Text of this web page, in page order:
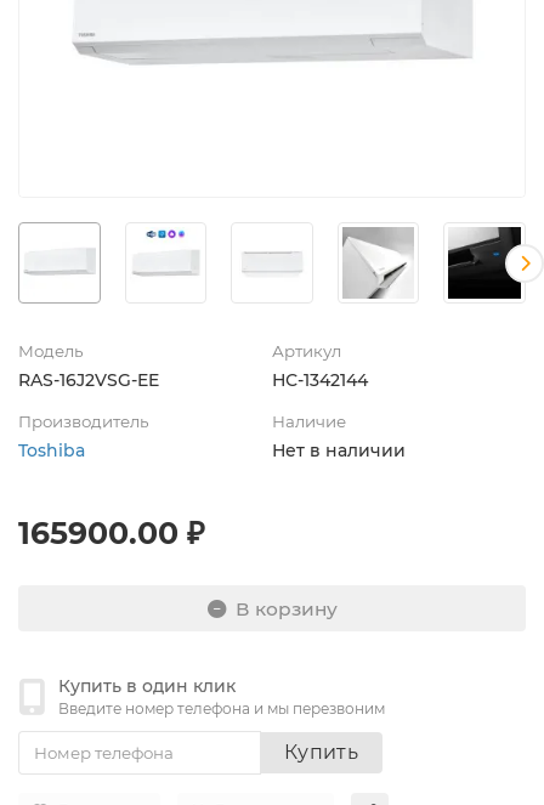
Модель
RAS-16J2VSG-EE
Артикул
НС-1342144
Производитель
Toshiba
Наличие
Нет в наличии
165900.00 ₽
В корзину
Купить в один клик
Введите номер телефона и мы перезвоним
Купить